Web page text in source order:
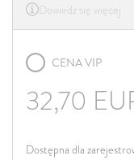
Dowiedz się więcej
CENA VIP
32,70
Dostępna dla